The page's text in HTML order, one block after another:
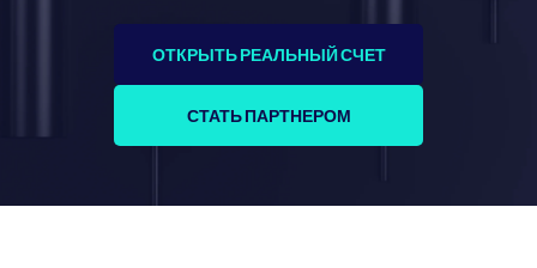
ОТКРЫТЬ РЕАЛЬНЫЙ СЧЕТ
СТАТЬ ПАРТНЕРОМ